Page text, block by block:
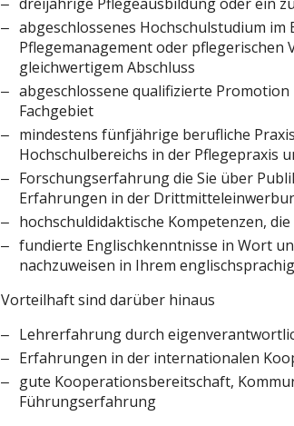
abgeschlossenes Hochschulstudium
Pflegemanagement oder
gleichwertigem Abschluss
abgeschlossene qualifizierte
Fachgebiet
mindestens fünfjährige berufliche
Hochschulbereichs in der Pflegepraxis
Forschungserfahrung die Sie über
Erfahrungen in der
hochschuldidaktische Kompetenzen,
fundierte Englischkenntnisse in Wort
nachzuweisen in Ihrem
Vorteilhaft sind darüber hinaus
Lehrerfahrung durch
Erfahrungen in der internationalen
gute Kooperationsbereitschaft,
Führungserfahrung